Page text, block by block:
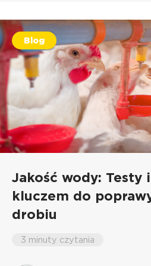
Blog
Jakość wody: Testy
kluczem do
drobiu
3 minuty czytania